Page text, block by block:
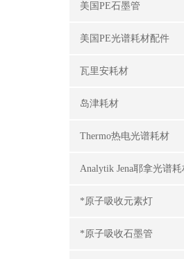
美国PE石墨管
美国PE光谱耗材配件
瓦里安耗材
岛津耗材
Thermo热电光谱耗材
Analytik Jena耶拿光谱耗
*原子吸收元素灯
*原子吸收石墨管